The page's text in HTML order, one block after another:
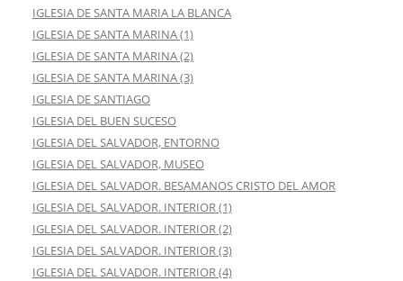
IGLESIA DE SANTA MARIA LA BLANCA
IGLESIA DE SANTA MARINA (1)
IGLESIA DE SANTA MARINA (2)
IGLESIA DE SANTA MARINA (3)
IGLESIA DE SANTIAGO
IGLESIA DEL BUEN SUCESO
IGLESIA DEL SALVADOR, ENTORNO
IGLESIA DEL SALVADOR, MUSEO
IGLESIA DEL SALVADOR. BESAMANOS CRISTO DEL AMOR
IGLESIA DEL SALVADOR. INTERIOR (1)
IGLESIA DEL SALVADOR. INTERIOR (2)
IGLESIA DEL SALVADOR. INTERIOR (3)
IGLESIA DEL SALVADOR. INTERIOR (4)